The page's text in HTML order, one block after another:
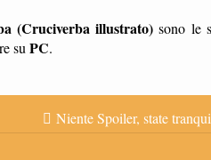
(Cruciverba illustrato) sono le
su PC.
Niente Spoiler, state